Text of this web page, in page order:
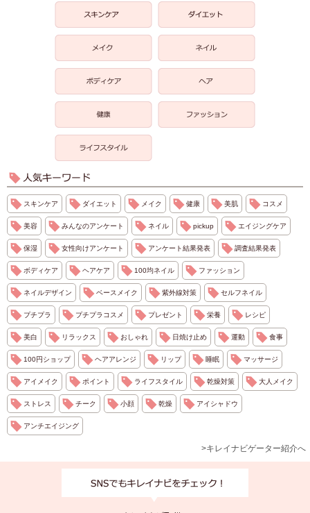
スキンケア ダイエット メイク 健康 美肌 コスメ
美容 みんなのアンケート ネイル pickup エイジングケア
保湿 女性向けアンケート アンケート結果発表 調査結果発表
ボディケア ヘアケア 100均ネイル ファッション
ネイルデザイン ベースメイク 紫外線対策 セルフネイル
プチプラ プチプラコスメ プレゼント 栄養 レシピ
美白 リラックス おしゃれ 日焼け止め 運動 食事
100円ショップ ヘアアレンジ リップ 睡眠 マッサージ
アイメイク ポイント ライフスタイル 乾燥対策 大人メイク
ストレス チーク 小顔 乾燥 アイシャドウ
アンチエイジング
>キレイナビゲーター紹介へ